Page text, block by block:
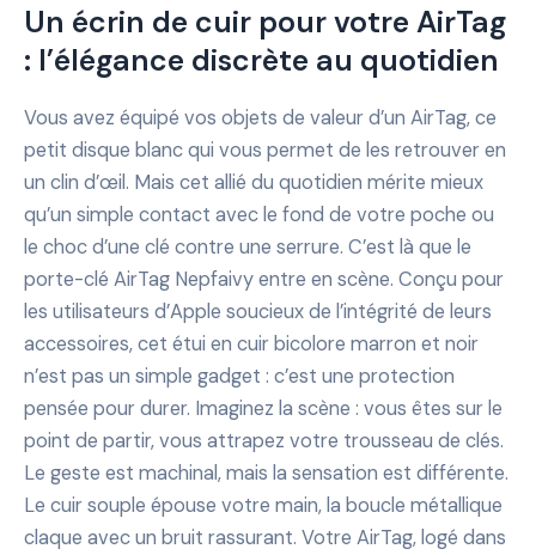
Un écrin de cuir pour votre AirTag
: l’élégance discrète au quotidien
Vous avez équipé vos objets de valeur d’un AirTag, ce
petit disque blanc qui vous permet de les retrouver en
un clin d’œil. Mais cet allié du quotidien mérite mieux
qu’un simple contact avec le fond de votre poche ou
le choc d’une clé contre une serrure. C’est là que le
porte-clé AirTag Nepfaivy entre en scène. Conçu pour
les utilisateurs d’Apple soucieux de l’intégrité de leurs
accessoires, cet étui en cuir bicolore marron et noir
n’est pas un simple gadget : c’est une protection
pensée pour durer. Imaginez la scène : vous êtes sur le
point de partir, vous attrapez votre trousseau de clés.
Le geste est machinal, mais la sensation est différente.
Le cuir souple épouse votre main, la boucle métallique
claque avec un bruit rassurant. Votre AirTag, logé dans